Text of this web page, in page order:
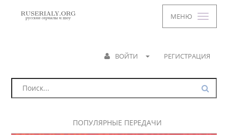
МЕНЮ
ВОЙТИ РЕГИСТРАЦИЯ
ПОПУЛЯРНЫЕ ПЕРЕДАЧИ